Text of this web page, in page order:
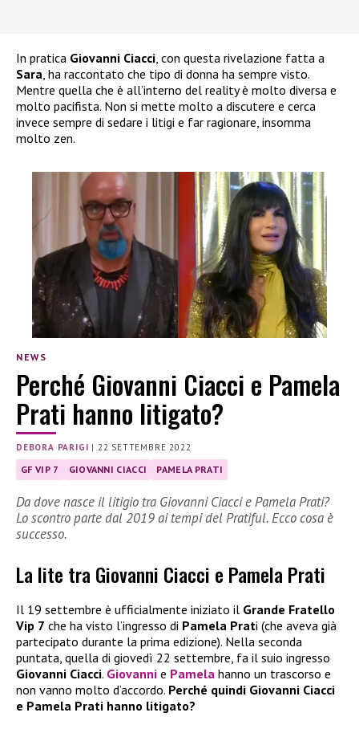
In pratica Giovanni Ciacci , con questa rivelazione fatta a
Sara , ha raccontato che tipo di donna ha sempre visto.
Mentre quella che è all’interno del reality è molto diversa e
molto pacifista. Non si mette molto a discutere e cerca
invece sempre di sedare i litigi e far ragionare, insomma
molto zen.
NEWS
Perché Giovanni Ciacci e Pamela
Prati hanno litigato?
DEBORA PARIGI | 22 SETTEMBRE 2022
GF VIP 7 GIOVANNI CIACCI PAMELA PRATI
Da dove nasce il litigio tra Giovanni Ciacci e Pamela Prati?
Lo scontro parte dal 2019 ai tempi del Pratiful. Ecco cosa è
successo.
La lite tra Giovanni Ciacci e Pamela Prati
Il 19 settembre è ufficialmente iniziato il Grande Fratello
Vip 7 che ha visto l’ingresso di Pamela Prati (che aveva già
partecipato durante la prima edizione). Nella seconda
puntata, quella di giovedì 22 settembre, fa il suio ingresso
Giovanni Ciacci. Giovanni e Pamela hanno un trascorso e
non vanno molto d’accordo. Perché quindi Giovanni Ciacci
e Pamela Prati hanno litigato?